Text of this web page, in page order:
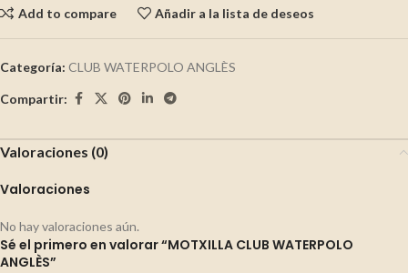
Add to compare Añadir a la lista de deseos
Categoría: CLUB WATERPOLO ANGLÈS
Compartir:
Valoraciones (0)
Valoraciones
No hay valoraciones aún.
Sé el primero en valorar “MOTXILLA CLUB WATERPOLO
ANGLÈS”